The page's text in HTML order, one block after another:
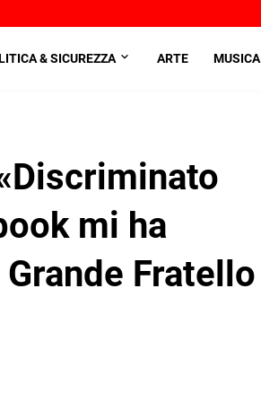
& SICUREZZA ARTE MUSICA
mi ha
Fratello